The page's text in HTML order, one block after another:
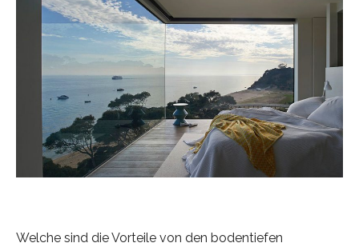
Welche sind die Vorteile von den bodentiefen